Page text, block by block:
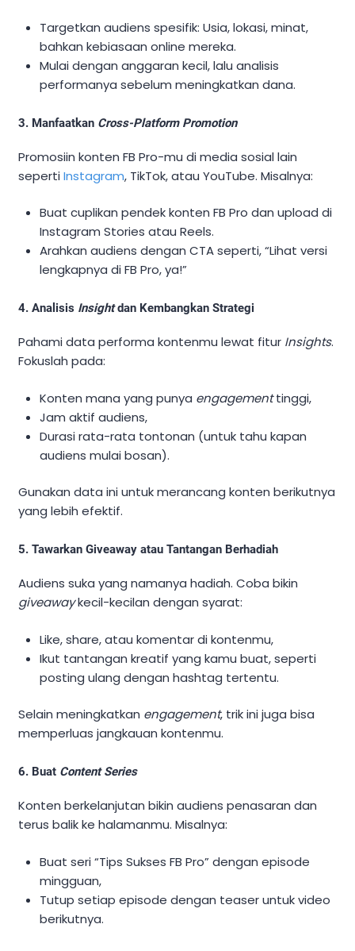
Targetkan audiens spesifik: Usia, lokasi, minat,
bahkan kebiasaan online mereka.
Mulai dengan anggaran kecil, lalu analisis
performanya sebelum meningkatkan dana.
3. Manfaatkan Cross-Platform Promotion
Promosiin konten FB Pro-mu di media sosial lain
sepertiInstagram, TikTok, atau YouTube. Misalnya:
Buat cuplikan pendek konten FB Pro dan upload di
Instagram Stories atau Reels.
Arahkan audiens dengan CTA seperti, “Lihat versi
lengkapnya di FB Pro, ya!”
4. Analisis Insightdan Kembangkan Strategi
Pahami data performa kontenmu lewat fitur Insights.
Fokuslah pada:
Konten mana yang punya engagementtinggi,
Jam aktif audiens,
Durasi rata-rata tontonan (untuk tahu kapan
audiens mulai bosan).
Gunakan data ini untuk merancang konten berikutnya
yang lebih efektif.
5. Tawarkan Giveaway atau Tantangan Berhadiah
Audiens suka yang namanya hadiah. Coba bikin
giveawaykecil-kecilan dengan syarat:
Like, share, atau komentar di kontenmu,
Ikut tantangan kreatif yang kamu buat, seperti
posting ulang dengan hashtag tertentu.
Selain meningkatkan engagement, trik ini juga bisa
memperluas jangkauan kontenmu.
6. Buat Content Series
Konten berkelanjutan bikin audiens penasaran dan
terus balik ke halamanmu. Misalnya:
Buat seri “Tips Sukses FB Pro” dengan episode
mingguan,
Tutup setiap episode dengan teaser untuk video
berikutnya.